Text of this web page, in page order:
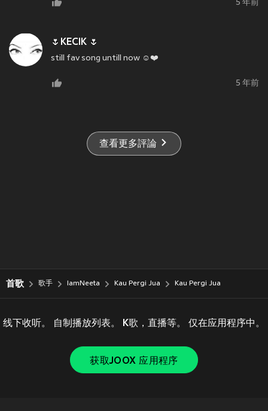
5 年前
🌷KECIK 🌷
still fav song untill now ☺️❤️
5 年前
查看更多評論
首歌 歌手 IamNeeta Kau Pergi Jua Kau Pergi Jua
线下收听。 自制播放列表。 K歌，直播等。 仅在应用程序中。
获取JOOX 应用程序